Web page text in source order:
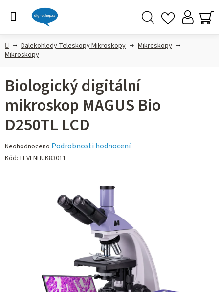
DomůDalekohledy Teleskopy Mikroskopy
Mikroskopy
Mikroskopy
Biologický digitální
mikroskop MAGUS Bio
D250TL LCD
Průměrné
hodnocení
Neohodnoceno Podrobnosti hodnocení
Kód: LEVENHUK83011